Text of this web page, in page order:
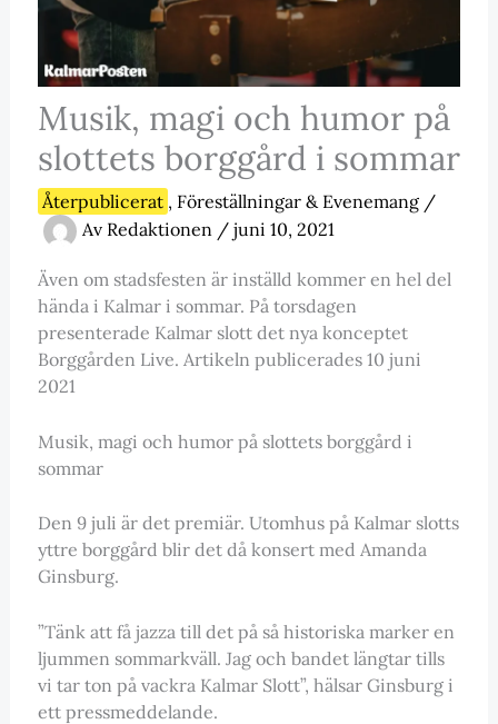
Musik, magi och humor på
slottets borggård i sommar
Återpublicerat , Föreställningar & Evenemang/
Av Redaktionen / juni 10, 2021
Även om stadsfesten är inställd kommer en hel del
hända i Kalmar i sommar. På torsdagen
presenterade Kalmar slott det nya konceptet
Borggården Live. Artikeln publicerades 10 juni
2021
Musik, magi och humor på slottets borggård i
sommar
Den 9 juli är det premiär. Utomhus på Kalmar slotts
yttre borggård blir det då konsert med Amanda
Ginsburg.
”Tänk att få jazza till det på så historiska marker en
ljummen sommarkväll. Jag och bandet längtar tills
vi tar ton på vackra Kalmar Slott”, hälsar Ginsburg i
ett pressmeddelande.